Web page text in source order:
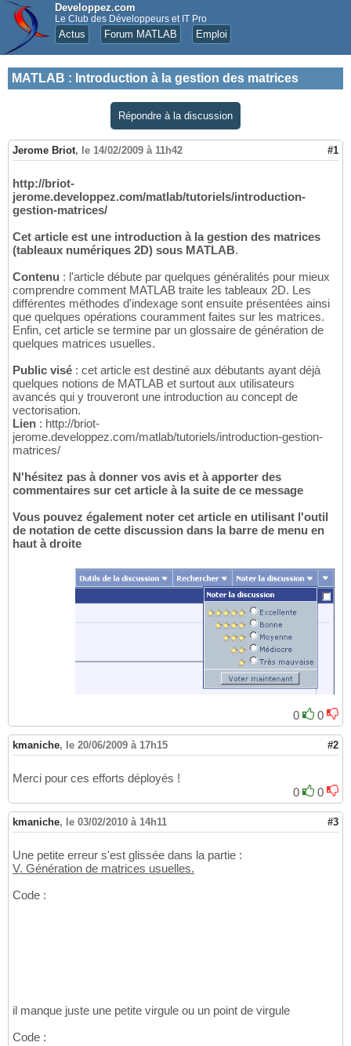
Developpez.com
Le Club des Développeurs et IT Pro
Actus Forum MATLAB Emploi
MATLAB : Introduction à la gestion des matrices
Répondre à la discussion
Jerome Briot, le 14/02/2009 à 11h42 #1
http://briot-
jerome.developpez.com/matlab/tutoriels/introduction-
gestion-matrices/
Cet article est une introduction à la gestion des matrices
(tableaux numériques 2D) sous MATLAB.
Contenu : l'article débute par quelques généralités pour mieux
comprendre comment MATLAB traite les tableaux 2D. Les
différentes méthodes d'indexage sont ensuite présentées ainsi
que quelques opérations couramment faites sur les matrices.
Enfin, cet article se termine par un glossaire de génération de
quelques matrices usuelles.
Public visé : cet article est destiné aux débutants ayant déjà
quelques notions de MATLAB et surtout aux utilisateurs
avancés qui y trouveront une introduction au concept de
vectorisation.
Lien : http://briot-
jerome.developpez.com/matlab/tutoriels/introduction-gestion-
matrices/
N'hésitez pas à donner vos avis et à apporter des
commentaires sur cet article à la suite de ce message
Vous pouvez également noter cet article en utilisant l'outil
de notation de cette discussion dans la barre de menu en
haut à droite
0 0
kmaniche, le 20/06/2009 à 17h15 #2
Merci pour ces efforts déployés !
0
0
kmaniche, le 03/02/2010 à 14h11 #3
Une petite erreur s'est glissée dans la partie :
V. Génération de matrices usuelles.
Code :
il manque juste une petite virgule ou un point de virgule
Code :